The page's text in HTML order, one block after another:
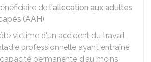
de l'allocation aux adultes
(AAH)
victime d'un accident du travail
professionnelle ayant entraîné
permanente d'au moins